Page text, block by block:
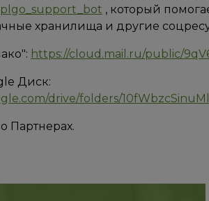
, который
хранилища и другие
https://cloud.mail.ru/public/
Диск:
drive/folders/
Партнерах.